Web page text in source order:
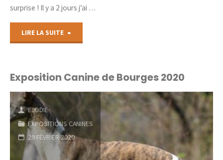
surprise ! Il y a 2 jours j’ai …
LIRE LA SUITE
Jewel
…"
Exposition Canine de Bourges 2020
ELODIE
EXPOSITIONS CANINES
29 FÉVRIER 2020